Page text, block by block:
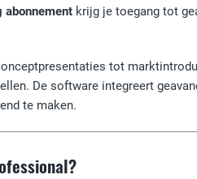
abonnement krijg je toegang tot
tot
De software integreert
te maken.